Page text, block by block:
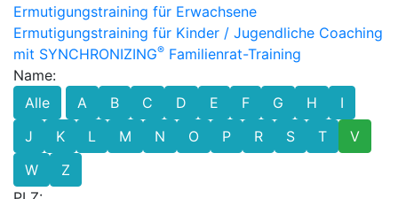
Ermutigungstraining für Erwachsene
Ermutigungstraining für Kinder / Jugendliche Coaching
mit SYNCHRONIZING® Familienrat-Training
Name:
Alle
A B C D E F G H
I
J
K L M N O P R S T
V
W
Z